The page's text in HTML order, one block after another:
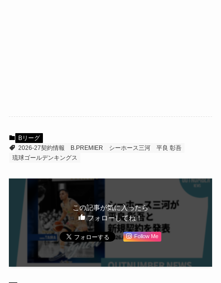
Bリーグ
2026-27契約情報
B.PREMIER シーホース三河
平良 彰吾
琉球ゴールデンキングス
この記事が気に入ったら
フォローしてね！
Follow Me